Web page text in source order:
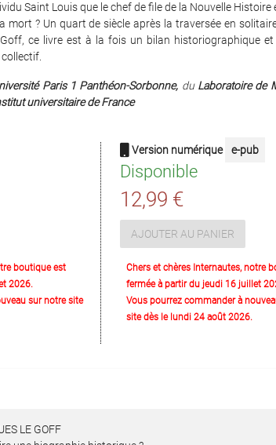
Saint Louis que le chef de file de la Nouvelle Histoire
mort ? Un quart de siècle après la traversée en
ce livre est à la fois un bilan historiographique
Paris 1 Panthéon-Sorbonne, du Laboratoire de
universitaire de France
boutique est
2026.
sur notre site
Version numérique e-pub
Disponible
12,99 €
AJOUTER AU PANIER
Chers et chères Internautes, notre
fermée à partir du jeudi 16 juillet
Vous pourrez commander à
site dès le lundi 24 août 2026.
LE GOFF